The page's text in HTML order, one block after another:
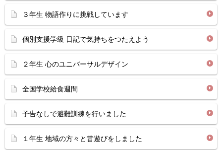
３年生 物語作りに挑戦しています
個別支援学級 日記で気持ちをつたえよう
２年生 心のユニバーサルデザイン
全国学校給食週間
予告なしで避難訓練を行いました
１年生 地域の方々と昔遊びをしました